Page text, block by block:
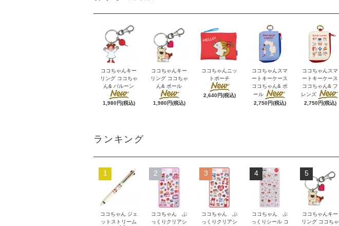
ココちゃんキー
リング ココちゃ
ん& バルーン
1,980円(税込)
ココちゃんキー
リング ココちゃ
ん& ポール
1,980円(税込)
ココちゃんニッ
トポーチ
2,640円(税込)
ココちゃんスマ
ートキーケース
ココちゃん& ポ
ール
2,750円(税込)
ココちゃんスマ
ートキーケース
ココちゃん& フ
レンズ
2,750円(税込)
ランキング
1
ココちゃん ジェ
ットストリーム
2
ココちゃん ぷ
っくりクリアシ
3
ココちゃん ぷ
っくりクリアシ
4
ココちゃん ぷ
っくりシール コ
5
ココちゃんキー
リング ココちゃ